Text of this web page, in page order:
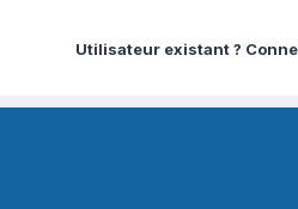
Utilisateur existant ?